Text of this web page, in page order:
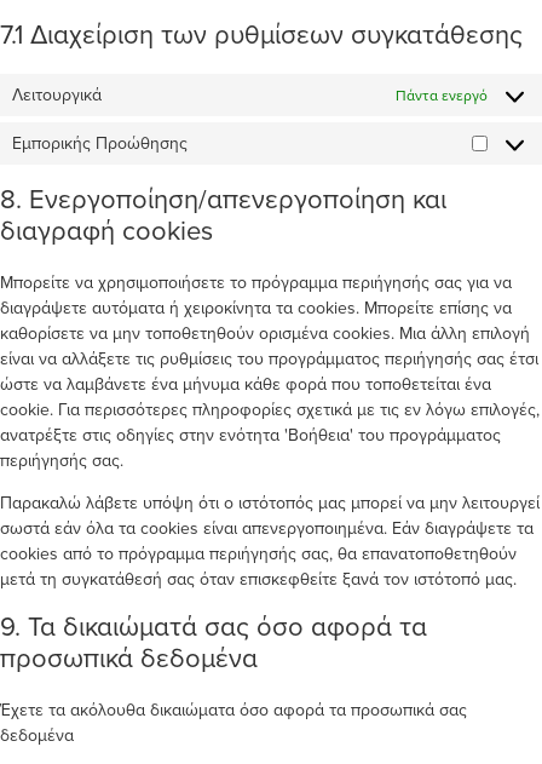
7.1 Διαχείριση των ρυθμίσεων συγκατάθεσης
Λειτουργικά Πάντα ενεργό
Εμπορικής Προώθησης
8. Ενεργοποίηση/απενεργοποίηση και
διαγραφή cookies
Μπορείτε να χρησιμοποιήσετε το πρόγραμμα περιήγησής σας για να
διαγράψετε αυτόματα ή χειροκίνητα τα cookies. Μπορείτε επίσης να
καθορίσετε να μην τοποθετηθούν ορισμένα cookies. Μια άλλη επιλογή
είναι να αλλάξετε τις ρυθμίσεις του προγράμματος περιήγησής σας έτσι
ώστε να λαμβάνετε ένα μήνυμα κάθε φορά που τοποθετείται ένα
cookie. Για περισσότερες πληροφορίες σχετικά με τις εν λόγω επιλογές,
ανατρέξτε στις οδηγίες στην ενότητα 'Βοήθεια' του προγράμματος
περιήγησής σας.
Παρακαλώ λάβετε υπόψη ότι ο ιστότοπός μας μπορεί να μην λειτουργεί
σωστά εάν όλα τα cookies είναι απενεργοποιημένα. Εάν διαγράψετε τα
cookies από το πρόγραμμα περιήγησής σας, θα επανατοποθετηθούν
μετά τη συγκατάθεσή σας όταν επισκεφθείτε ξανά τον ιστότοπό μας.
9. Τα δικαιώματά σας όσο αφορά τα
προσωπικά δεδομένα
Έχετε τα ακόλουθα δικαιώματα όσο αφορά τα προσωπικά σας
δεδομένα